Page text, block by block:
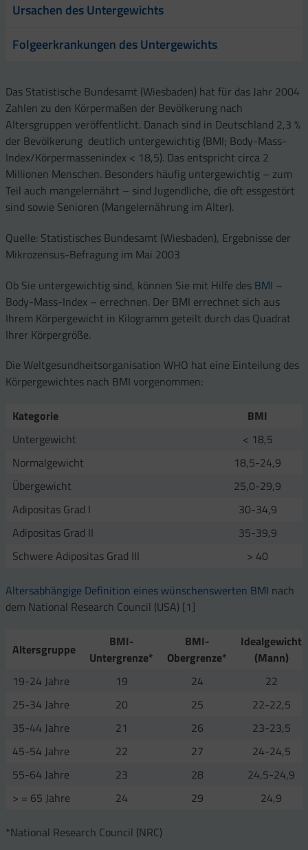
Ursachen des Untergewichts
Folgeerkrankungen des Untergewichts
Das Statistische Bundesamt (Wiesbaden) hat für das Jahr 2004
Zahlen zu den Körpermaßen der Bevölkerung nach
Altersgruppen veröffentlicht. Danach sind in Deutschland 2,3 %
der Bevölkerung deutlich untergewichtig (BMI; Body-Mass-
Index/Körpermassenindex < 18,5). Das entspricht circa 2
Millionen Menschen. Besonders häufig untergewichtig – zum
Teil auch mangelernährt – sind Jugendliche, die oft essgestört
sind sowie Senioren (Mangelernährung im Alter).
Quelle: Statistisches Bundesamt (Wiesbaden), Ergebnisse der
Mikrozensus-Befragung im Mai 2003
Ob Sie untergewichtig sind, können Sie mit Hilfe des BMI –
Body-Mass-Index – errechnen. Der BMI errechnet sich aus
Ihrem Körpergewicht in Kilogramm geteilt durch das Quadrat
Ihrer Körpergröße.
Die Weltgesundheitsorganisation WHO hat eine Einteilung des
Körpergewichtes nach BMI vorgenommen:
Kategorie
BMI
Untergewicht
< 18,5
Normalgewicht
18,5-24,9
Übergewicht
25,0-29,9
Adipositas Grad I
30-34,9
Adipositas Grad II
35-39,9
Schwere Adipositas Grad III
> 40
Altersabhängige Definition eines wünschenswerten BMI nach
dem National Research Council (USA) [1]
Altersgruppe
BMI-
Untergrenze*
BMI-
Obergrenze*
Idealgewicht
(Mann)
19-24 Jahre
19 24
22
25-34 Jahre
20 25
22-22,5
35-44 Jahre
21 26
23-23,5
45-54 Jahre
22 27
24-24,5
55-64 Jahre
23 28
24,5-24,9
> = 65 Jahre
24 29 24,9
*National Research Council (NRC)